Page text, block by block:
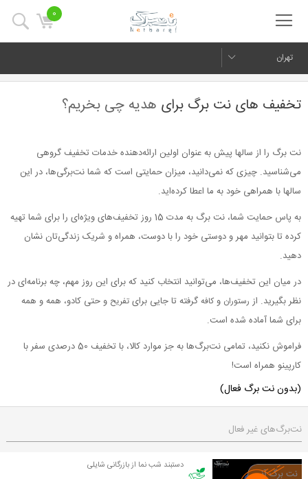
0
تهران
تخفیف های نت برگ برای هدیه چی بخریم؟
نت برگ را از سالها پیش به عنوان اولین ارائه‌دهنده خدمات تخفیف گروهی
می‌شناسید. چیزی که نمی‌‌‌‌دانید، میزان حمایتی است که شما نت‌برگی‌ها، در این
سالها با همراهی خود به ما اعطا کرده‌اید.
به پاس حمایت شما، نت برگ به مدت 15 روز تخفیف‌های ویژه‌ای را برای شما تهیه
کرده تا بتوانید مهر و دوستی خود را با دوست، همراه و شریک زندگی‌تان نشان
دهید.
در میان این تخفیف‌ها، می‌توانید انتخاب کنید که برای این روز مهم، چه برنامه‌ای در
نظر بگیرید. از رستوران و کافه گرفته تا جایی برای تفریح و حتی کادو، همه و همه
برای شما آماده شده است.
فراموش نکنید، تمامی نت‌برگ‌ها به جز موارد کالا، با تخفیف 50 درصدی سفر با
کارپینو همراه است!
(بدون نت برگ فعال)
نت‌برگ‌های غیر فعال
دستبند شب نما از بازرگانی شایلی